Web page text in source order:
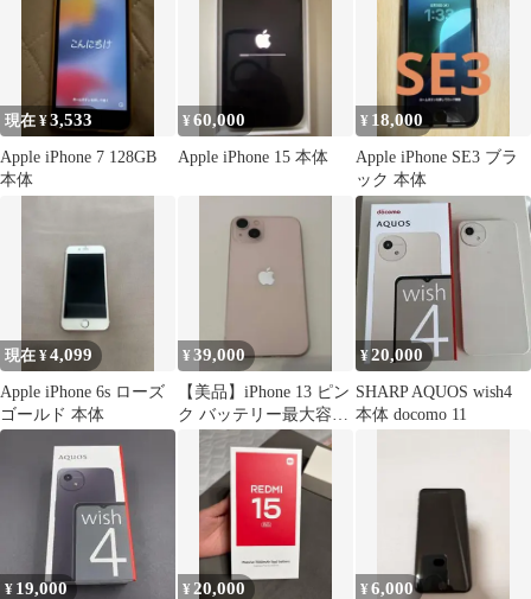
現在 ¥3,533
Apple iPhone 7 128GB
本体
¥60,000
Apple iPhone 15 本体
¥ 18,000
Apple iPhone SE3 ブラ
ック 本体
現在 ¥4,099
Apple iPhone 6s ローズ
ゴールド 本体
¥39,000
【美品】iPhone 13 ピン
ク バッテリー最大容量
82%
¥20,000
SHARP AQUOS wish4
本体 docomo 11
¥ 19,000 ¥ 20,000 ¥6,000